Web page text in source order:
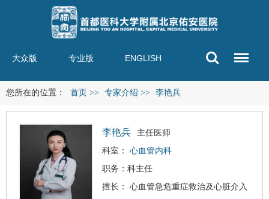
大众版 专业版 ENGLISH
您所在的位置： 首页 >> 专家介绍 >> 李艳兵
李艳兵
主任医师
科室： 心血管内科
职务：科主任
擅长： 心血管急危重症救治及心脏介入